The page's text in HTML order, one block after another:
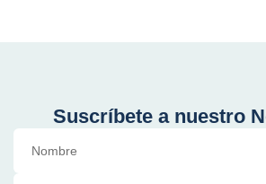
Suscríbete a nuestro